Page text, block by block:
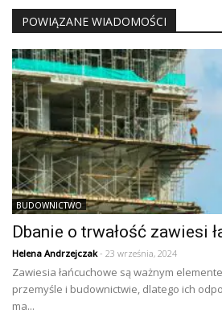
POWIĄZANE WIADOMOŚCI
BUDOWNICTWO
Dbanie o trwałość zawiesi
Helena Andrzejczak- 23 września, 2024
Zawiesia łańcuchowe są ważnym
przemyśle i budownictwie, dlatego ich
ma...